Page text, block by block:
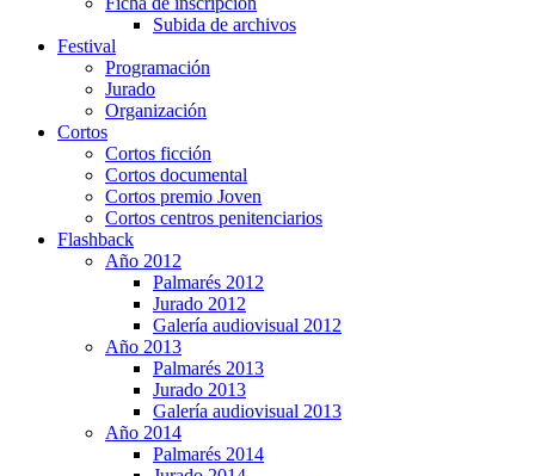
Subida de archivos
Festival
Programación
Jurado
Organización
Cortos
Cortos ficción
Cortos documental
Cortos premio Joven
Cortos centros penitenciarios
Flashback
Año 2012
Palmarés 2012
Jurado 2012
Galería audiovisual 2012
Año 2013
Palmarés 2013
Jurado 2013
Galería audiovisual 2013
Año 2014
Palmarés 2014